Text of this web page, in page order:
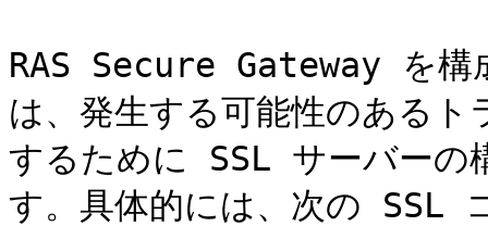
RAS Secure Gateway を構
は、発生する可能性のある
するために SSL サーバーの
す。具体的には、次の SSL